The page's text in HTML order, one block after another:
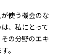
使う機会のな
、私にとって
の分野のエキ
。